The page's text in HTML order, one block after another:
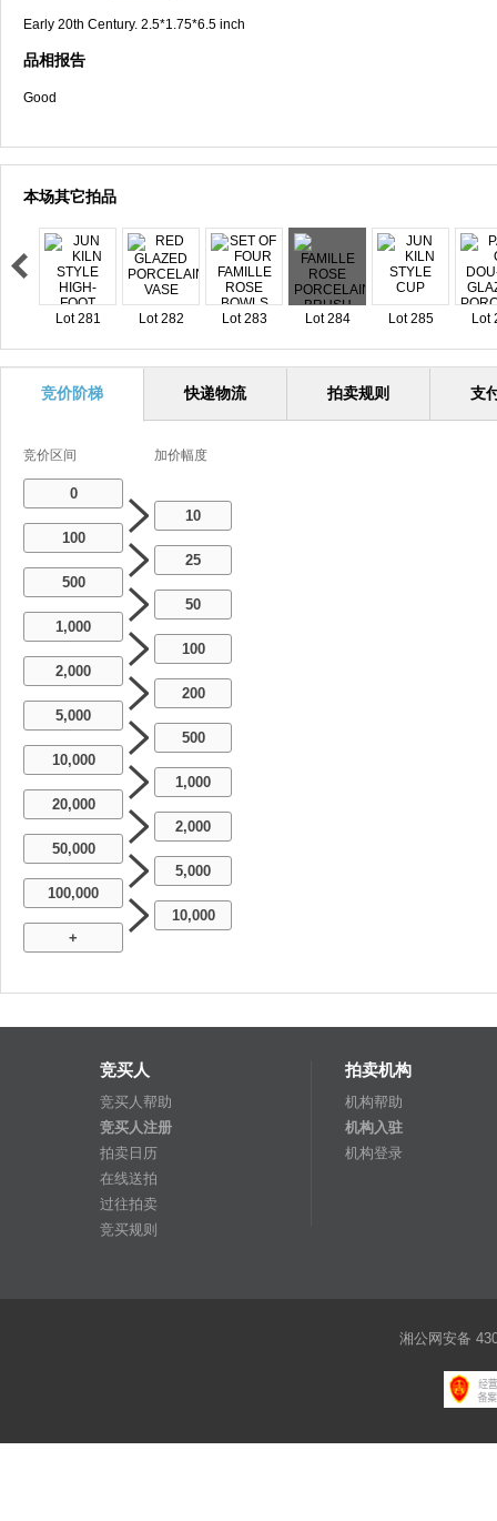
Early 20th Century. 2.5*1.75*6.5 inch
品相报告
Good
本场其它拍品
Lot 281 Lot 282 Lot 283 Lot 284 Lot 285 Lot
竞价阶梯 快递物流 拍卖规则 支
竞价区间 加价幅度
0
10
100
25
500
50
1,000
100
2,000
200
5,000
500
10,000
1,000
20,000
2,000
50,000
5,000
100,000
10,000
+
竞买人
竞买人帮助
竞买人注册
拍卖日历
在线送拍
过往拍卖
竞买规则
拍卖机构
机构帮助
机构入驻
机构登录
湘公网安备